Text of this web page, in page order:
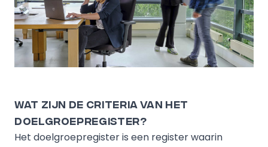
Wat zijn de criteria van het
doelgroepregister?
Het doelgroepregisteris een register waarin